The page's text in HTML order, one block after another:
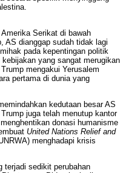
Serikat di bawah
AS dianggap sudah tidak lagi
pada kepentingan politik
yang sangat merugikan
mengakui Yerusalem
pertama di dunia yang
kedutaan besar AS
juga telah menutup kantor
donasi humanisme
United Nations Relief and
menghadapi krisis
terjadi sedikit perubahan